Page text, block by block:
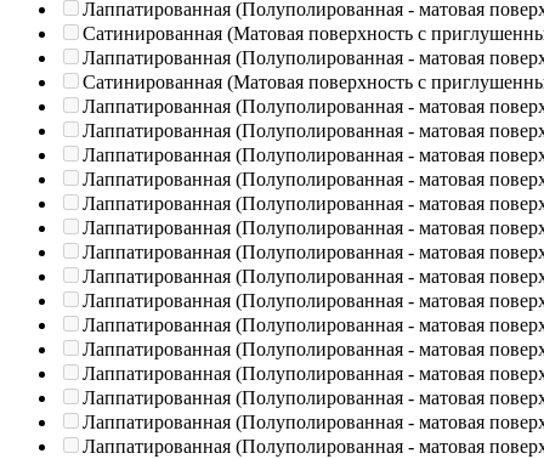
Лаппатированная (Полуполированная - матовая
Сатинированная (Матовая поверхность с
Лаппатированная (Полуполированная - матовая
Сатинированная (Матовая поверхность с
Лаппатированная (Полуполированная - матовая
Лаппатированная (Полуполированная - матовая
Лаппатированная (Полуполированная - матовая
Лаппатированная (Полуполированная - матовая
Лаппатированная (Полуполированная - матовая
Лаппатированная (Полуполированная - матовая
Лаппатированная (Полуполированная - матовая
Лаппатированная (Полуполированная - матовая
Лаппатированная (Полуполированная - матовая
Лаппатированная (Полуполированная - матовая
Лаппатированная (Полуполированная - матовая
Лаппатированная (Полуполированная - матовая
Лаппатированная (Полуполированная - матовая
Лаппатированная (Полуполированная - матовая
Лаппатированная (Полуполированная - матовая